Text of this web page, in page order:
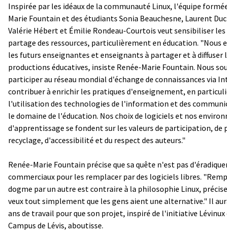
Inspirée par les idéaux de la communauté Linux, l'équipe
Marie Fountain et des étudiants Sonia Beauchesne, Laurent
Valérie Hébert et Émilie Rondeau-Courtois veut sensibiliser les
partage des ressources, particulièrement en éducation. "Nous
les futurs enseignantes et enseignants à partager et à diffuser
productions éducatives, insiste Renée-Marie Fountain. Nous
participer au réseau mondial d'échange de connaissances via
contribuer à enrichir les pratiques d'enseignement, en
l'utilisation des technologies de l'information et des
le domaine de l'éducation. Nos choix de logiciels et nos
d'apprentissage se fondent sur les valeurs de participation, de
recyclage, d'accessibilité et du respect des auteurs."
Renée-Marie Fountain précise que sa quête n'est pas
commerciaux pour les remplacer par des logiciels libres.
dogme par un autre est contraire à la philosophie Linux,
veux tout simplement que les gens aient une alternative." Il
ans de travail pour que son projet, inspiré de l'initiative Lévinux
Campus de Lévis, aboutisse.